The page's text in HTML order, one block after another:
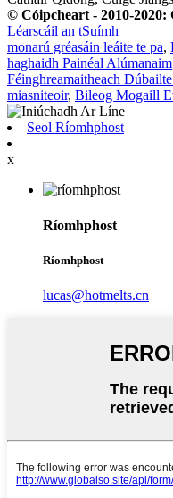
© Cóipcheart - 2010-2020:
Léarscáil an tSuímh
monarú gréasáin leáite te pa,
haghaidh Painéal Alúmanaim
Féinghreamaitheach
miasniteoir, Bileog Mogaill
Seol Ríomhphost
x
Ríomhphost
Ríomhphost
lucas@hotmelts.cn